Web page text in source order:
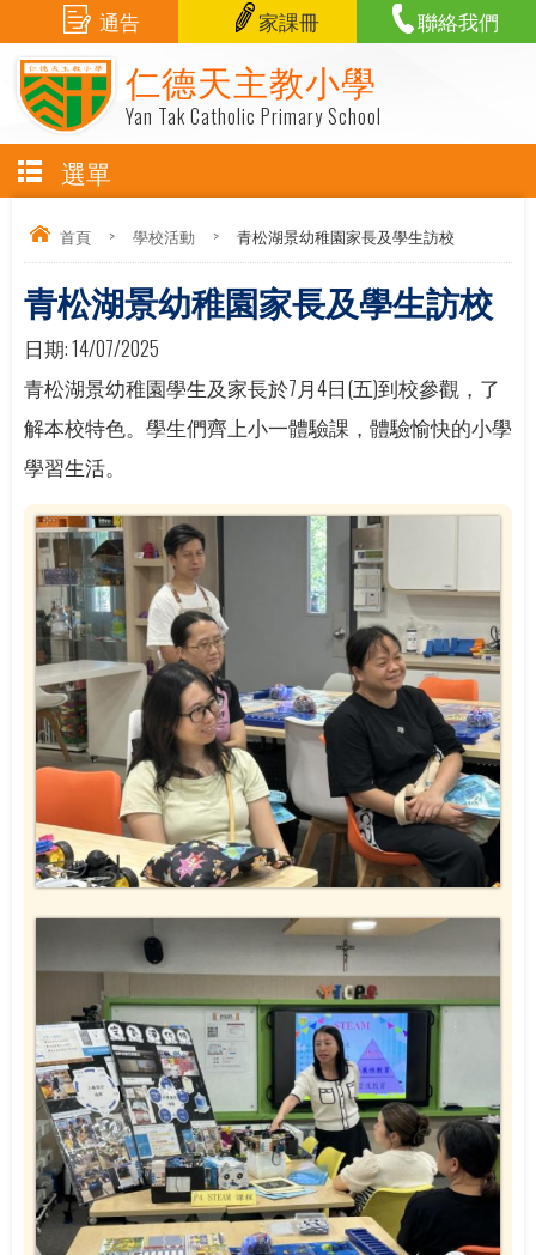
仁德天主教小學
Yan Tak Catholic Primary School
通告 家課冊 聯絡我們
選單
首頁 > 學校活動 > 青松湖景幼稚園家長及學生訪校
青松湖景幼稚園家長及學生訪校
日期:14/07/2025
青松湖景幼稚園學生及家長於7月4日(五)到校參觀，了
解本校特色。學生們齊上小一體驗課，體驗愉快的小學
學習生活。